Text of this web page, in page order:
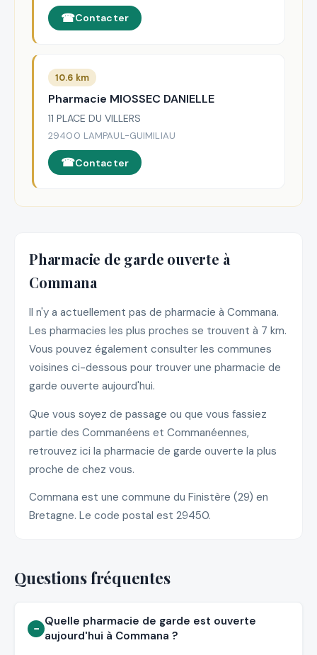
Contacter
10.6 km
Pharmacie MIOSSEC DANIELLE
11 PLACE DU VILLERS
29400 LAMPAUL-GUIMILIAU
Contacter
Pharmacie de garde ouverte à
Commana
Il n'y a actuellement pas de pharmacie à Commana.
Les pharmacies les plus proches se trouvent à 7 km.
Vous pouvez également consulter les communes
voisines ci-dessous pour trouver une pharmacie de
garde ouverte aujourd'hui.
Que vous soyez de passage ou que vous fassiez
partie des Commanéens et Commanéennes,
retrouvez ici la pharmacie de garde ouverte la plus
proche de chez vous.
Commana est une commune du Finistère (29) en
Bretagne. Le code postal est 29450.
Questions fréquentes
Quelle pharmacie de garde est ouverte
aujourd'hui à Commana ?